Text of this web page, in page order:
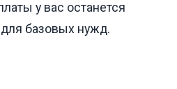
у вас останется
базовых нужд.